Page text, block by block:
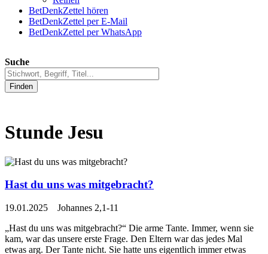
BetDenkZettel hören
BetDenkZettel per E-Mail
BetDenkZettel per WhatsApp
Suche
Finden
Stunde Jesu
Hast du uns was mitgebracht?
19.01.2025 Johannes 2,1-11
„Hast du uns was mitgebracht?“ Die arme Tante. Immer, wenn sie
kam, war das unsere erste Frage. Den Eltern war das jedes Mal
etwas arg. Der Tante nicht. Sie hatte uns eigentlich immer etwas